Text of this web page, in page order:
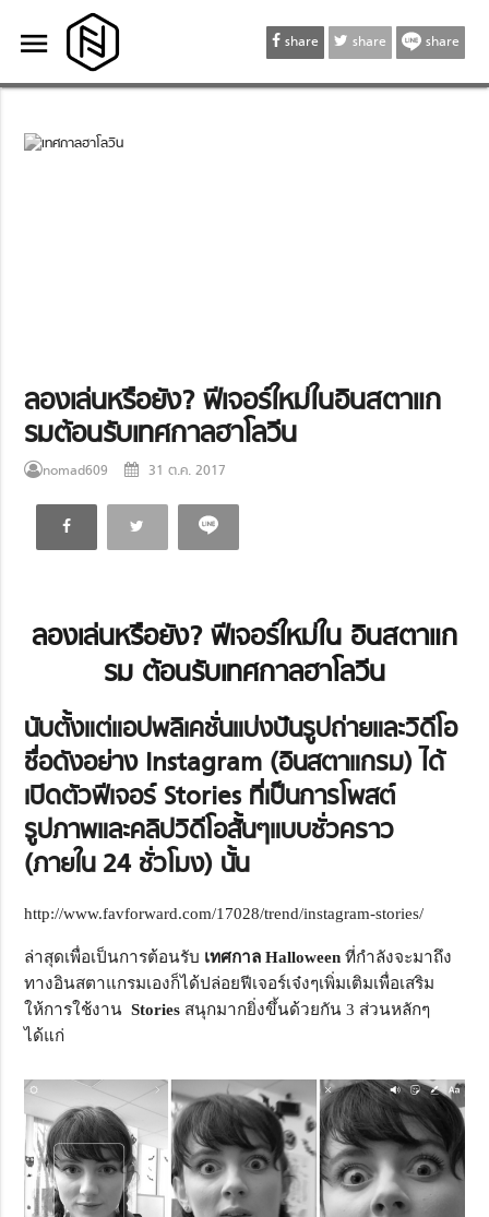
menu
menu share share share
ลองเล่นหรือยัง? ฟีเจอร์ใหม่ในอินสตาแก
รมต้อนรับเทศกาลฮาโลวีน
nomad609 31 ต.ค. 2017
ลองเล่นหรือยัง? ฟีเจอร์ใหม่ใน อินสตาแก
รม ต้อนรับเทศกาลฮาโลวีน
นับตั้งแต่แอปพลิเคชั่นแบ่งปันรูปถ่ายและวิดีโอ
ชื่อดังอย่าง Instagram (อินสตาแกรม) ได้
เปิดตัวฟีเจอร์ Stories ที่เป็นการโพสต์
รูปภาพและคลิปวิดีโอสั้นๆแบบชั่วคราว
(ภายใน 24 ชั่วโมง) นั้น
http://www.favforward.com/17028/trend/instagram-stories/
ล่าสุดเพื่อเป็นการต้อนรับ เทศกาล Halloween ที่กำลังจะมาถึง
ทางอินสตาแกรมเองก็ได้ปล่อยฟีเจอร์เจ๋งๆเพิ่มเติมเพื่อเสริม
ให้การใช้งานStories สนุกมากยิ่งขึ้นด้วยกัน 3 ส่วนหลักๆ
ได้แก่